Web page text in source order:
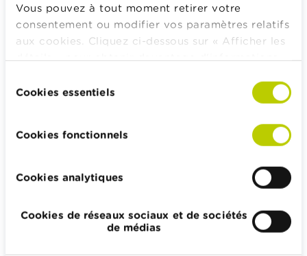
Vous pouvez à tout moment retirer votre
consentement ou modifier vos paramètres relatifs
aux cookies. Cliquez ci-dessous sur « Afficher les
consultable dans son intégralité
duCookies essentiels
Cookies fonctionnels
Cookies analytiques
Cookies de réseaux sociaux et de sociétés
de médias
Comment ouvrir un dossier médical
global ?
famille, demandez-lui d’ouvrir un dossier médical
Calculateurs, conseils pratiques, checklists
Famille